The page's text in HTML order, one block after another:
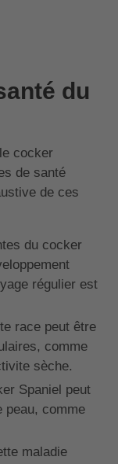
du
cocker
de santé
de ces
du cocker
régulier est
race peut être
comme
sèche.
Spaniel peut
peau, comme
maladie